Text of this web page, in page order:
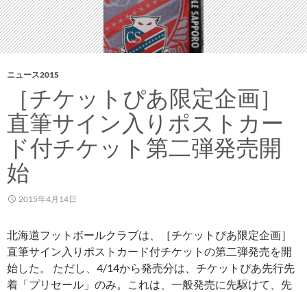
ニュース2015
［チケットぴあ限定企画］
直筆サイン入りポストカー
ド付チケット第二弾発売開
始
2015年4月14日
北海道フットボールクラブは、［チケットぴあ限定企画］
直筆サイン入りポストカード付チケットの第二弾発売を開
始した。 ただし、4/14から発売分は、チケットぴあ先行先
着「プリセール」のみ。これは、一般発売に先駆けて、先